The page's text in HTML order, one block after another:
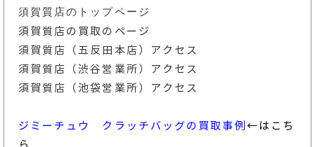
須賀質店のトップページ
須賀質店の買取のページ
須賀質店（五反田本店）アクセス
須賀質店（渋谷営業所）アクセス
須賀質店（池袋営業所）アクセス
ジミーチュウ クラッチバッグの買取事例 ←はこち
ら